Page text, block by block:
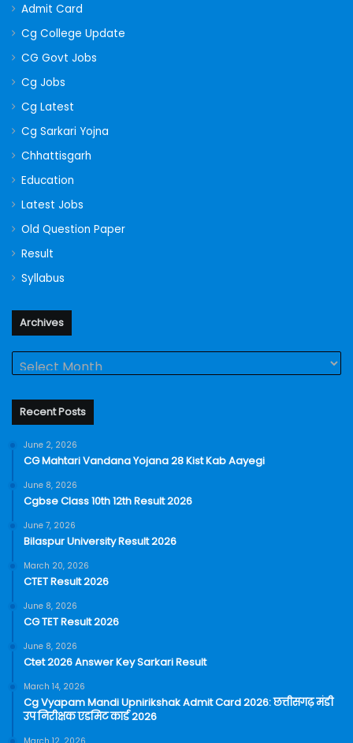
Admit Card
Cg College Update
CG Govt Jobs
Cg Jobs
Cg Latest
Cg Sarkari Yojna
Chhattisgarh
Education
Latest Jobs
Old Question Paper
Result
Syllabus
Archives
Recent Posts
June 2, 2026
CG Mahtari Vandana Yojana 28 Kist Kab Aayegi
June 8, 2026
Cgbse Class 10th 12th Result 2026
June 7, 2026
Bilaspur University Result 2026
March 20, 2026
CTET Result 2026
June 8, 2026
CG TET Result 2026
June 8, 2026
Ctet 2026 Answer Key Sarkari Result
March 14, 2026
Cg Vyapam Mandi Upnirikshak Admit Card 2026: छत्तीसगढ़ मंडी
उप निरीक्षक एडमिट कार्ड 2026